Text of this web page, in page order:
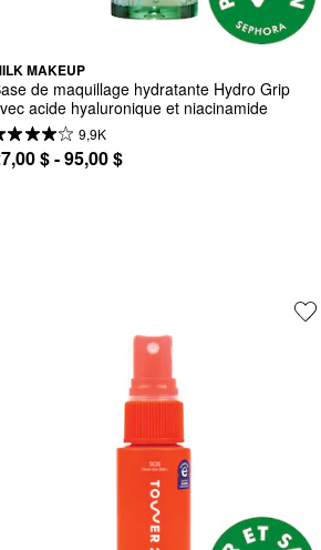
MAKEUP
de maquillage hydratante Hydro Grip
acide hyaluronique et niacinamide
9,9K
$ - 95,00 $